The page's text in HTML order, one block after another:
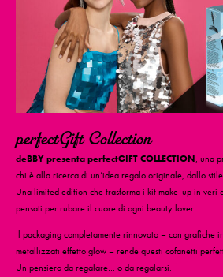
perfectGift Collection
deBBY presenta perfectGIFT COLLECTION, una
chi è alla ricerca di un’idea regalo originale, dallo
Una limited edition che trasforma i kit make-up in veri
pensati per rubare il cuore di ogni beauty lover.
Il packaging completamente rinnovato – con grafiche
metallizzati effetto glow – rende questi cofanetti
Un pensiero da regalare… o da regalarsi.